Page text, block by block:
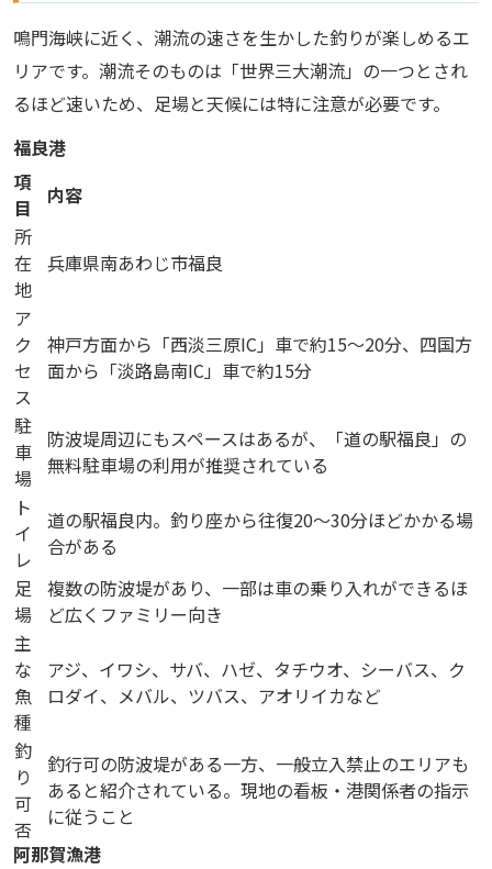
鳴門海峡に近く、潮流の速さを生かした釣りが楽しめるエ
リアです。潮流そのものは「世界三大潮流」の一つとされ
るほど速いため、足場と天候には特に注意が必要です。
福良港
項
目
内容
所
在
地
兵庫県南あわじ市福良
ア
ク
セ
ス
神戸方面から「西淡三原IC」車で約15〜20分、四国方
面から「淡路島南IC」車で約15分
駐
車
場
防波堤周辺にもスペースはあるが、「道の駅福良」の
無料駐車場の利用が推奨されている
ト
イ
レ
道の駅福良内。釣り座から往復20〜30分ほどかかる場
合がある
足
場
複数の防波堤があり、一部は車の乗り入れができるほ
ど広くファミリー向き
主
な
魚
種
アジ、イワシ、サバ、ハゼ、タチウオ、シーバス、ク
ロダイ、メバル、ツバス、アオリイカなど
釣
り
可
否
釣行可の防波堤がある一方、一般立入禁止のエリアも
あると紹介されている。現地の看板・港関係者の指示
に従うこと
阿那賀漁港